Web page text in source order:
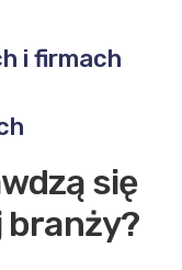
i firmach
się
branży?